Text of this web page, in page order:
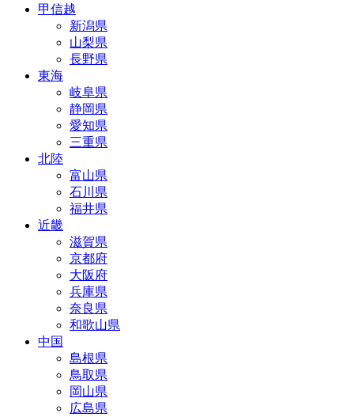
甲信越
新潟県
山梨県
長野県
東海
岐阜県
静岡県
愛知県
三重県
北陸
富山県
石川県
福井県
近畿
滋賀県
京都府
大阪府
兵庫県
奈良県
和歌山県
中国
島根県
鳥取県
岡山県
広島県